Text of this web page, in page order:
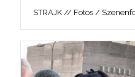
STRAJK // Fotos /